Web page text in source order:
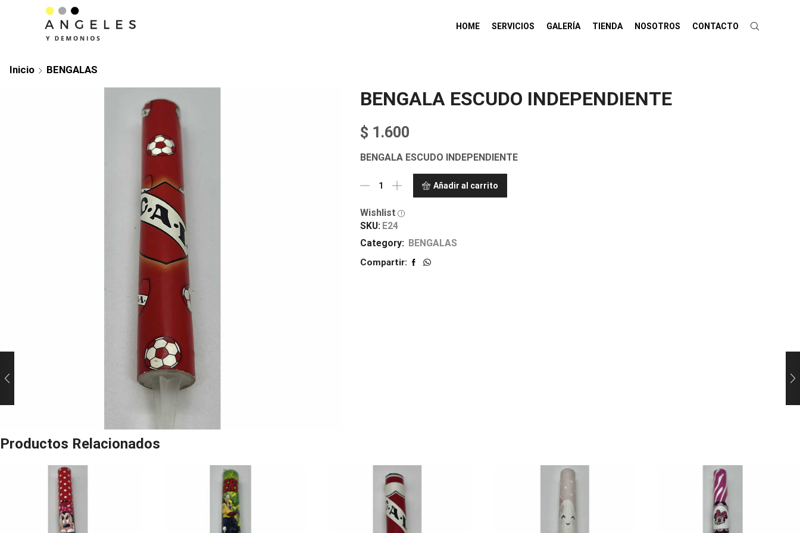
HOME SERVICIOS GALERÍA TIENDA NOSOTROS CONTACTO
Inicio BENGALAS
BENGALA ESCUDO INDEPENDIENTE
$ 1.600
BENGALA ESCUDO INDEPENDIENTE
Añadir al carrito
Wishlist
SKU: E24
Category: BENGALAS
Compartir:
Productos Relacionados